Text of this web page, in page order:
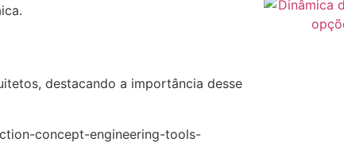
destacando a importância desse